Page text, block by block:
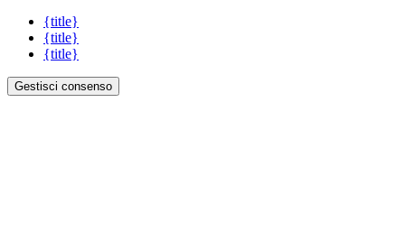
{title}
{title}
{title}
Gestisci consenso